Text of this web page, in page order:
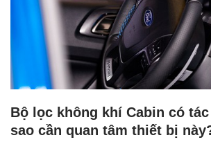
Bộ lọc không khí Cabin có
sao cần quan tâm thiết bị